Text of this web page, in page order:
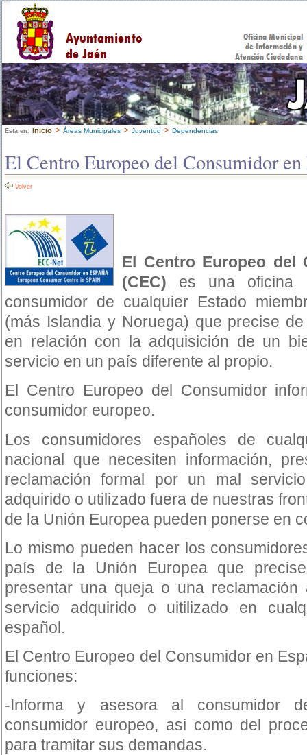
Está en: Inicio > Áreas Municipales > Juventud > Dependencias
El Centro Europeo del Consumidor en
Volver
El Centro Europeo del
(CEC) es una oficina
consumidor de cualquier Estado
(más Islandia y Noruega) que precise
en relación con la adquisición de un
servicio en un país diferente al propio.
El Centro Europeo del Consumidor
consumidor europeo.
Los consumidores españoles de
nacional que necesiten información,
reclamación formal por un mal
adquirido o utilizado fuera de nuestras
de la Unión Europea pueden ponerse en
Lo mismo pueden hacer los
país de la Unión Europea que
presentar una queja o una
servicio adquirido o uitilizado en
español.
El Centro Europeo del Consumidor en
funciones:
-Informa y asesora al consumidor
consumidor europeo, asi como del
para tramitar sus demandas.